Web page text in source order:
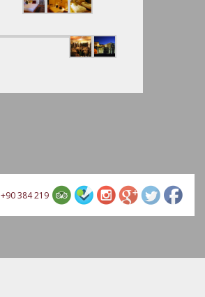
+90 384 219